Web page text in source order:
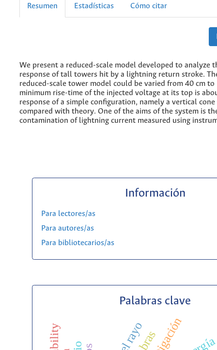
Resumen Estadísticas Cómo citar
We present a reduced-scale model developed to analyze
response of tall towers hit by a lightning return stroke.
reduced-scale tower model could be varied from 40 cm to
minimum rise-time of the injected voltage at its top is
response of a simple configuration, namely a vertical cone
compared with theory. One of the aims of the system is
contamination of lightning current measured using
Información
Para lectores/as
Para autores/as
Para bibliotecarios/as
Palabras clave